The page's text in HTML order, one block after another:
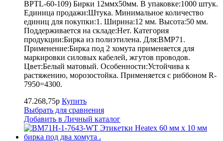
BPTL-60-109) Бирки 12ммх50мм. В упаковке:1000 штук.
Единица продажи:Штука. Минимальное количество
единиц для покупки:1. Ширина:12 мм. Высота:50 мм.
Поддерживается на складе:Нет. Категория
продукции:Бирка из полиэтилена. Для:BMP71.
Применение:Бирка под 2 хомута применяется для
маркировки силовых кабелей, жгутов проводов.
Цвет:Белый матовый. Особенности:Устойчива к
растяжению, морозостойка. Применяется с риббоном R-
7950=4300.
47.268,75р Купить
Выбрать для сравнения
Добавить в Личный каталог